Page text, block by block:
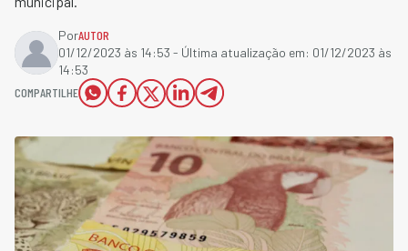
PorAUTOR
01/12/2023 às 14:53 - Última atualização em: 01/12/2023 às
14:53
COMPARTILHE